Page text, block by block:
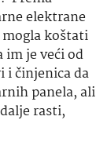
elektrane
koštati
je veći od
i činjenica da
panela, ali
rasti,